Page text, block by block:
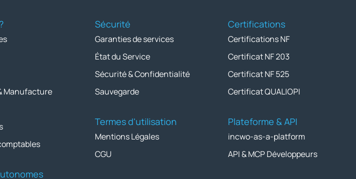
Manufacture
Sécurité
Garanties de services
État du Service
Sécurité & Confidentialité
Sauvegarde
Termes d'utilisation
Mentions Légales
CGU
Certifications
Certifications NF
Certificat NF 203
Certificat NF 525
Certificat QUALIOPI
Plateforme & API
incwo-as-a-platform
API & MCP Développeurs